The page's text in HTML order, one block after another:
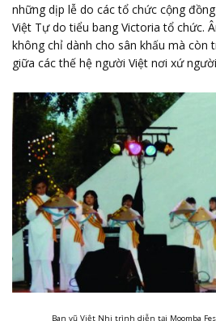
những dịp lễ do các tổ chức cộng
Việt Tự do tiểu bang Victoria tổ chức.
không chỉ dành cho sân khấu mà còn
giữa các thế hệ người Việt nơi xứ
Ban vũ Việt Nhi trình diễn tại Moomba